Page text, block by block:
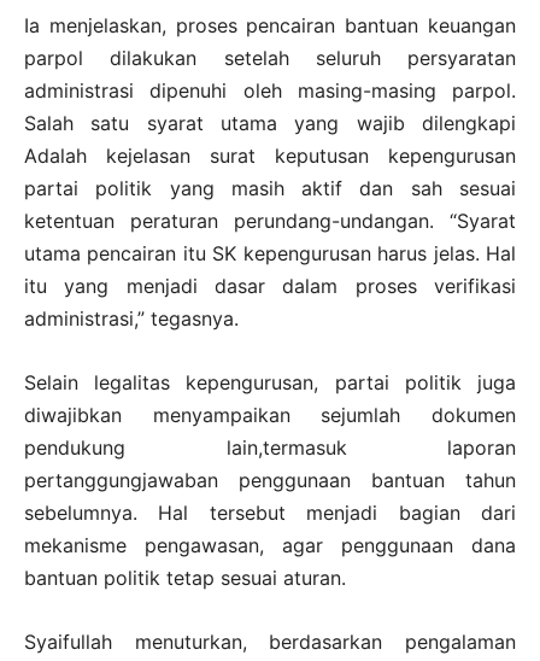
Ia menjelaskan, proses pencairan bantuan keuangan
parpol dilakukan setelah seluruh persyaratan
administrasi dipenuhi oleh masing-masing parpol.
Salah satu syarat utama yang wajib dilengkapi
Adalah kejelasan surat keputusan kepengurusan
partai politik yang masih aktif dan sah sesuai
ketentuan peraturan perundang-undangan. “Syarat
utama pencairan itu SK kepengurusan harus jelas. Hal
itu yang menjadi dasar dalam proses verifikasi
administrasi,” tegasnya.
Selain legalitas kepengurusan, partai politik juga
diwajibkan menyampaikan sejumlah dokumen
pendukung lain,termasuk laporan
pertanggungjawaban penggunaan bantuan tahun
sebelumnya. Hal tersebut menjadi bagian dari
mekanisme pengawasan, agar penggunaan dana
bantuan politik tetap sesuai aturan.
Syaifullah menuturkan, berdasarkan pengalaman